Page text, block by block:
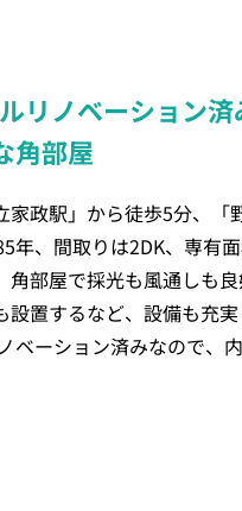
リノベーション
角部屋
家政駅」から徒歩5分、「
年、間取りは2DK、専有
角部屋で採光も風通しも
置するなど、設備も充実
ベーション済みなので、